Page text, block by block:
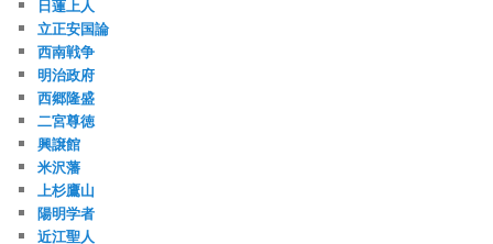
日蓮上人
立正安国論
西南戦争
明治政府
西郷隆盛
二宮尊徳
興譲館
米沢藩
上杉鷹山
陽明学者
近江聖人